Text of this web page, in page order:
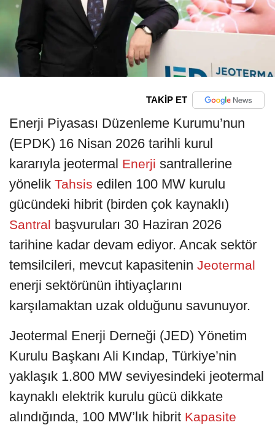
TAKİP ET
Enerji Piyasası Düzenleme Kurumu’nun
(EPDK) 16 Nisan 2026 tarihli kurul
kararıyla jeotermal Enerji santrallerine
yönelik Tahsis edilen 100 MW kurulu
gücündeki hibrit (birden çok kaynaklı)
Santral başvuruları 30 Haziran 2026
tarihine kadar devam ediyor. Ancak sektör
temsilcileri, mevcut kapasitenin Jeotermal
enerji sektörünün ihtiyaçlarını
karşılamaktan uzak olduğunu savunuyor.
Jeotermal Enerji Derneği (JED) Yönetim
Kurulu Başkanı Ali Kındap, Türkiye’nin
yaklaşık 1.800 MW seviyesindeki jeotermal
kaynaklı elektrik kurulu gücü dikkate
alındığında, 100 MW’lık hibrit Kapasite